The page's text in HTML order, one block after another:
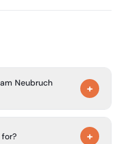
Neubruch
+
center but outside+